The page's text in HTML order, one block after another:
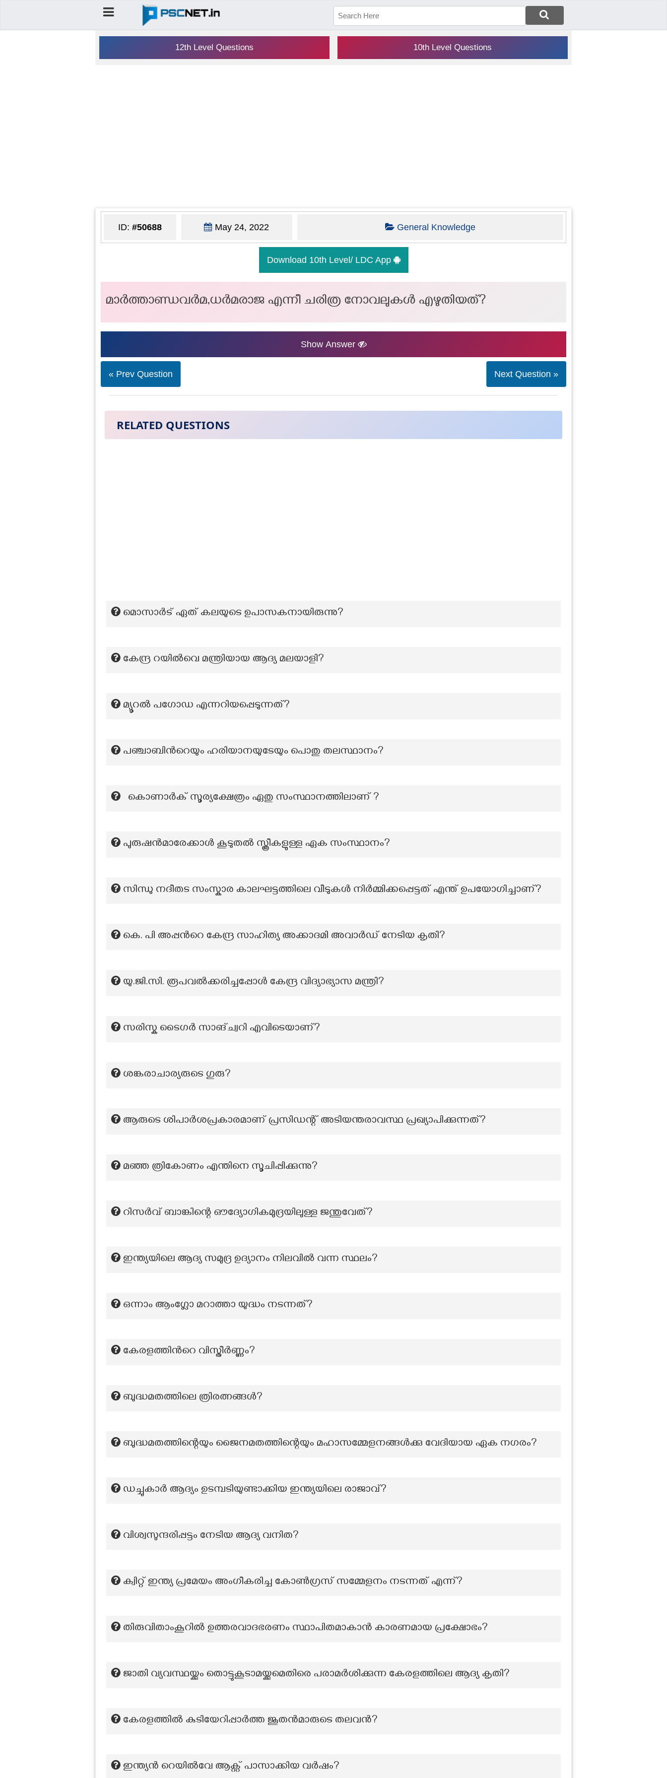
12th Level Questions 10th Level Questions
ID: #50688 May 24, 2022 General Knowledge
Download 10th Level/ LDC App
മാർത്താണ്ഡവർമ,ധർമരാജ എന്നീ ചരിത്ര നോവലുകൾ എഴുതിയത്?
Show Answer
« Prev Question Next Question »
RELATED QUESTIONS
മൊസാർട് ഏത് കലയുടെ ഉപാസകനായിരുന്നു?
കേന്ദ്ര റയില്‍വെ മന്ത്രിയായ ആദ്യ മലയാളി?
മ്യൂറൽ പഗോഡ എന്നറിയപ്പെടുന്നത്?
പഞ്ചാബിന്‍റെയും ഹരിയാനയുടേയും പൊതു തലസ്ഥാനം?
കൊണാർക് സൂര്യക്ഷേത്രം ഏതു സംസ്ഥാനത്തിലാണ് ?
പുരുഷന്‍മാരേക്കാള്‍ കൂടുതല്‍ സ്ത്രീകളുള്ള ഏക സംസ്ഥാനം?
സിന്ധു നദീതട സംസ്കാര കാലഘട്ടത്തിലെ വീടുകൾ നിർമ്മിക്കപ്പെട്ടത് എന്ത് ഉപയോഗിച്ചാണ്?
കെ. പി അപ്പന്‍റെ കേന്ദ്ര സാഹിത്യ അക്കാദമി അവാർഡ് നേടിയ കൃതി?
യു.ജി.സി. രൂപവൽക്കരിച്ചപ്പോൾ കേന്ദ്ര വിദ്യാഭ്യാസ മന്ത്രി?
സരിസ്ക ടൈഗർ സാങ്ച്വറി എവിടെയാണ്?
ശങ്കരാചാര്യരുടെ ഗുരു?
ആരുടെ ശിപാർശപ്രകാരമാണ് പ്രസിഡന്റ് അടിയന്തരാവസ്ഥ പ്രഖ്യാപിക്കുന്നത്?
മഞ്ഞ ത്രികോണം എന്തിനെ സൂചിപ്പിക്കുന്നു?
റിസർവ് ബാങ്കിന്റെ ഔദ്യോഗികമുദ്രയിലുള്ള ജന്തുവേത്?
ഇന്ത്യയിലെ ആദ്യ സമുദ്ര ഉദ്യാനം നിലവിൽ വന്ന സ്ഥലം?
ഒന്നാം ആംഗ്ലോ മറാത്താ യുദ്ധം നടന്നത്?
കേരളത്തിന്‍റെ വിസ്തീർണ്ണം?
ബുദ്ധമതത്തിലെ ത്രിരത്നങ്ങൾ?
ബുദ്ധമതത്തിന്റെയും ജൈനമതത്തിന്റെയും മഹാസമ്മേളനങ്ങൾക്കു വേദിയായ ഏക നഗരം?
ഡച്ചുകാർ ആദ്യം ഉടമ്പടിയുണ്ടാക്കിയ ഇന്ത്യയിലെ രാജാവ്?
വിശ്വസുന്ദരിപ്പട്ടം നേടിയ ആദ്യ വനിത?
ക്വിറ്റ് ഇന്ത്യ പ്രമേയം അംഗീകരിച്ച കോൺഗ്രസ് സമ്മേളനം നടന്നത് എന്ന്?
തിരുവിതാംകൂറില്‍ ഉത്തരവാദഭരണം സ്ഥാപിതമാകാന്‍ കാരണമായ പ്രക്ഷോഭം?
ജാതി വ്യവസ്ഥയ്ക്കും തൊട്ടുകൂടാമയ്ക്കുമെതിരെ പരാമർശിക്കുന്ന കേരളത്തിലെ ആദ്യ കൃതി?
കേരളത്തിൽ കുടിയേറിപ്പാർത്ത ജൂതൻമാരുടെ തലവൻ?
ഇന്ത്യൻ റെയിൽവേ ആക്റ്റ് പാസാക്കിയ വർഷം?